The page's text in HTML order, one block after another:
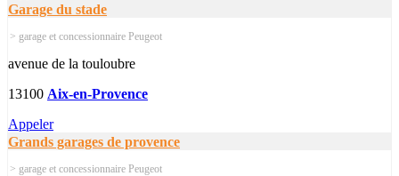
Garage du stade
> garage et concessionnaire Peugeot
avenue de la touloubre
13100 Aix-en-Provence
Appeler
Grands garages de provence
> garage et concessionnaire Peugeot